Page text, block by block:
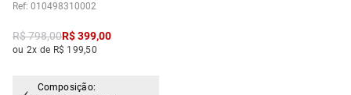
: 010498310002
R$798,00R$399,00
ou 2x de R$ 199,50
Composição:
º macacão
jeans